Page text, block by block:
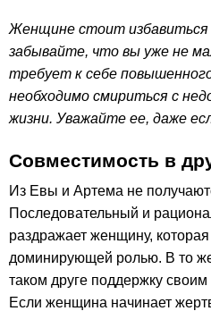
Женщине стоит
забывайте, что вы уже не
требует к себе
необходимо смириться с
жизни. Уважайте ее, даже
Совместимость в
Из Евы и Артема не
Последовательный и
раздражает женщину,
доминирующей ролью. В то
таком друге поддержку
Если женщина начинает